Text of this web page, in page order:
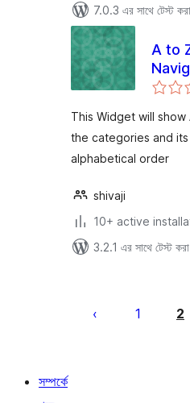
7.0.3 এর সাথে টেস্ট
A to
This Widget will
the categories and
alphabetical order
shivaji
10+ active
3.2.1 এর সাথে টেস্ট করা
পেজিনেশন
1 2
সম্পর্কে